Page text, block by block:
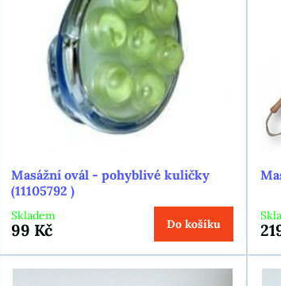
Masážní ovál - pohyblivé kuličky
(11105792 )
Skladem
99 Kč Do košíku